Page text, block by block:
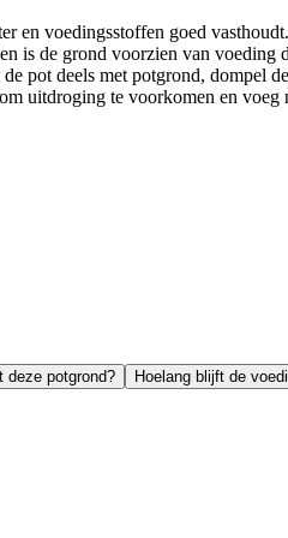
en voedingsstoffen goed
is de grond voorzien van voeding
pot deels met potgrond, dompel
uitdroging te voorkomen en voeg
deze potgrond?
Hoelang blijft de